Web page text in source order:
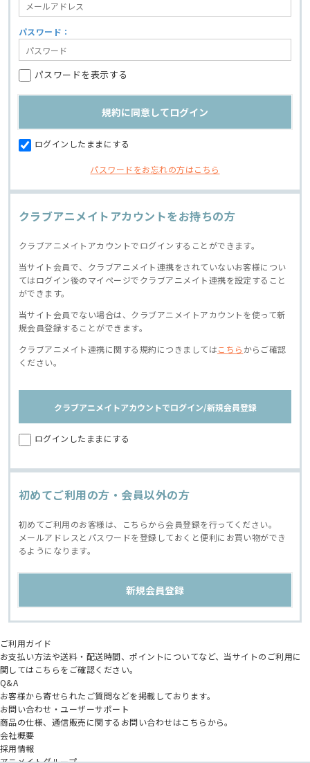
パスワード：
パスワードを表示する
ログインしたままにする
パスワードをお忘れの方はこちら
クラブアニメイトアカウントをお持ちの方
クラブアニメイトアカウントでログインすることができます。
当サイト会員で、クラブアニメイト連携をされていないお客様につい
てはログイン後のマイページでクラブアニメイト連携を設定すること
ができます。
当サイト会員でない場合は、クラブアニメイトアカウントを使って新
規会員登録することができます。
クラブアニメイト連携に関する規約につきましてはこちら からご確認
ください。
クラブアニメイトアカウントでログイン/新規会員登録
ログインしたままにする
初めてご利用の方・会員以外の方
初めてご利用のお客様は、こちらから会員登録を行ってください。
メールアドレスとパスワードを登録しておくと便利にお買い物ができ
るようになります。
ご利用ガイド
お支払い方法や送料・配送時間、ポイントについてなど、当サイトのご利用に
関してはこちらをご確認ください。
Q&A
お客様から寄せられたご質問などを掲載しております。
お問い合わせ・ユーザーサポート
商品の仕様、通信販売に関するお問い合わせはこちらから。
会社概要
採用情報